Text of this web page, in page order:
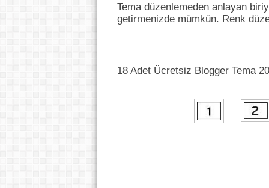
Tema düzenlemeden anlayan
getirmenizde mümkün. Renk
18 Adet Ücretsiz Blogger Tema